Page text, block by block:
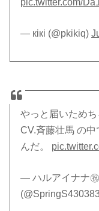
— кiкi (@pkikiq)
やっと届いためち
CV.斉藤壮馬 の
んだ。
— ハルアイナナ